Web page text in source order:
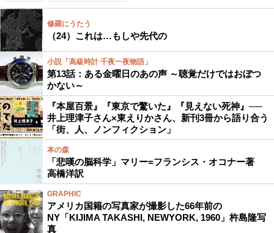
修羅にうたう
（24）これは…もしや先代の
小説「高級時計 千夜一夜物語」
第13話：ある金曜日のあの声 ～聴覚だけではおぼつ
かない～
『本屋百景』『東京で驚いた』『見えない死神』──
井上理津子さん×東えりかさん、新刊3冊から語り合う
「街、人、ノンフィクション」
本の森
「悲嘆の脳科学」マリー=フランシス・オコナー著
高橋洋訳
GRAPHIC
アメリカ国籍の写真家が撮影した66年前の
NY「KIJIMA TAKASHI, NEWYORK, 1960」杵島隆写
真